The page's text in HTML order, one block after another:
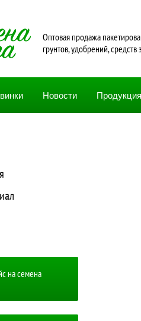
Oптовая продажа
грунтов, удобрений,
Новости Продукция
на семена